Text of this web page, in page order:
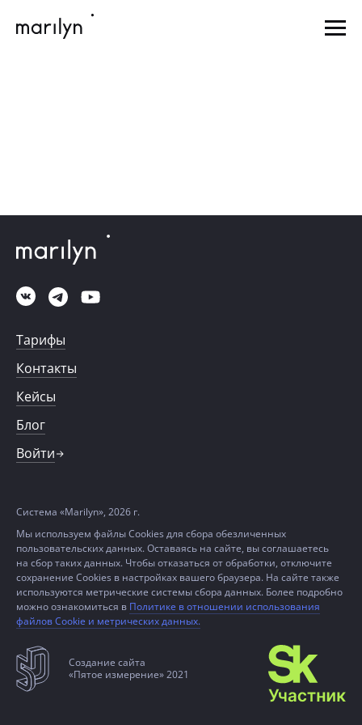
Тарифы
Контакты
Кейсы
Блог
Войти
Система «Marilyn», 2026 г.
Мы используем файлы Cookies для сбора обезличенных
пользовательских данных. Оставаясь на сайте, вы соглашаетесь
на сбор таких данных. Чтобы отказаться от обработки, отключите
сохранение Cookies в настройках вашего браузера. На сайте также
используются метрические системы сбора данных. Более подробно
можно ознакомиться в Политике в отношении использования
файлов Cookie и метрических данных.
Создание сайта
«Пятое измерение» 2021